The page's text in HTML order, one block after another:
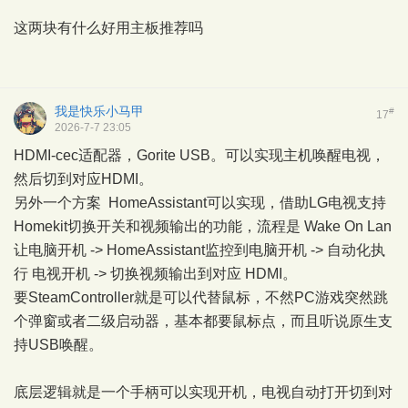
这两块有什么好用主板推荐吗
17#
我是快乐小马甲
2026-7-7 23:05
HDMI-cec适配器，Gorite USB。可以实现主机唤醒电视，
然后切到对应HDMI。
另外一个方案 HomeAssistant可以实现，借助LG电视支持
Homekit切换开关和视频输出的功能，流程是 Wake On Lan
让电脑开机 -> HomeAssistant监控到电脑开机 -> 自动化执
行 电视开机 -> 切换视频输出到对应 HDMI。
要SteamController就是可以代替鼠标，不然PC游戏突然跳
个弹窗或者二级启动器，基本都要鼠标点，而且听说原生支
持USB唤醒。
底层逻辑就是一个手柄可以实现开机，电视自动打开切到对